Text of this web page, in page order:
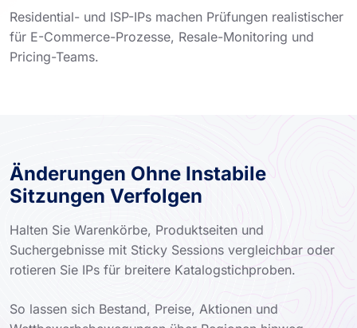
Residential- und ISP-IPs machen Prüfungen realistischer
für E-Commerce-Prozesse, Resale-Monitoring und
Pricing-Teams.
Änderungen Ohne Instabile
Sitzungen Verfolgen
Halten Sie Warenkörbe, Produktseiten und
Suchergebnisse mit Sticky Sessions vergleichbar oder
rotieren Sie IPs für breitere Katalogstichproben.
So lassen sich Bestand, Preise, Aktionen und